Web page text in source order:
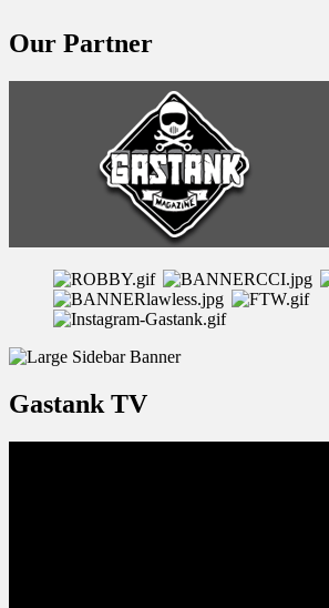
Our Partner
Gastank TV